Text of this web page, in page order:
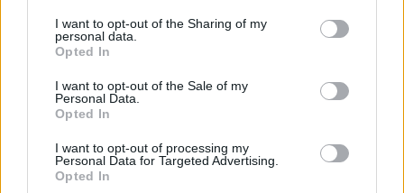
I want to opt-out of the Sharing of my
personal data.
Opted In
I want to opt-out of the Sale of my
Personal Data.
Opted In
I want to opt-out of processing my
Personal Data for Targeted Advertising.
Opted In
Accompagner le choix d’un enfant ne s’improvise pas. C’est
précisément pour cette raison que le protocole Optikid a été
développé il y a plus de 30 ans, et que les adhérents du réseau
actualisent leur formation chaque année afin de garantir une prise
en charge adaptée aux besoins spécifiques des plus jeunes.